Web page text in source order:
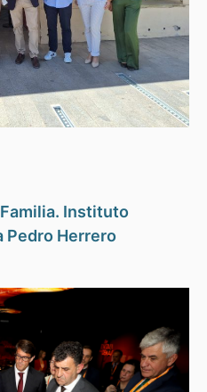
Instituto
Pedro Herrero